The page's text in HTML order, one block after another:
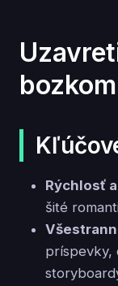
bozkom
Rýchlosť
šité
príspevky,